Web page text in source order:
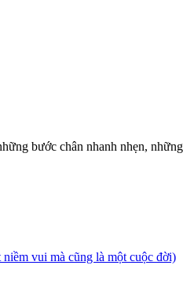
bước chân nhanh nhẹn,
vui mà cũng là một cuộc đời)